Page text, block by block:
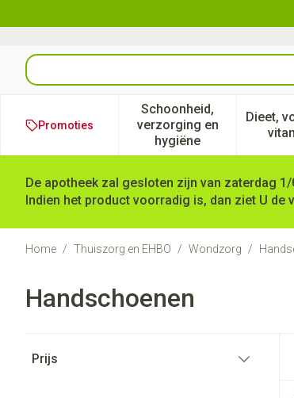
Product, merk, categorie...
Promoties
Schoonheid,
verzorging en
hygiëne
Toon submenu
Dieet,
De apotheek zal gesloten zijn van zaterdag
Indien het product voorradig is, dan ziet U
Home / Thuiszorg en EHBO / Wondzorg /
Handschoenen
Prijs